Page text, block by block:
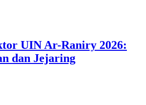
UIN Ar-Raniry 2026:
dan Jejaring